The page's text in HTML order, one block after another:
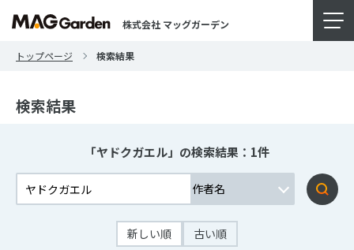
株式会社 マッグガーデン
トップページ 検索結果
検索結果
「ヤドクガエル」の検索結果：1件
新しい順 古い順